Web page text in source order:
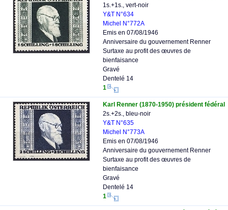
1s.+1s., vert-noir
Y&T N°634
Michel N°772A
Emis en 07/08/1946
Anniversaire du gouvernement Renner
Surtaxe au profit des œuvres de
bienfaisance
Gravé
Dentelé 14
1
Karl Renner (1870-1950) président fédéral
2s.+2s., bleu-noir
Y&T N°635
Michel N°773A
Emis en 07/08/1946
Anniversaire du gouvernement Renner
Surtaxe au profit des œuvres de
bienfaisance
Gravé
Dentelé 14
1